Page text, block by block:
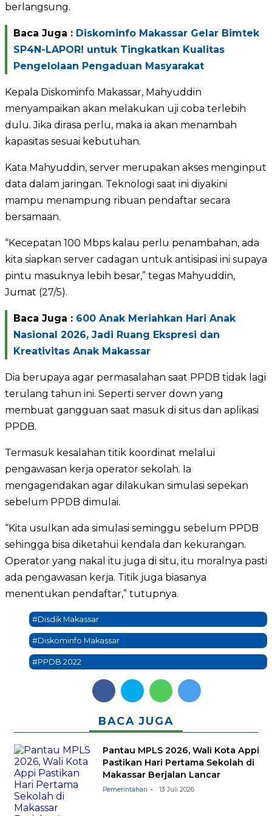
berlangsung.
Baca Juga : Diskominfo Makassar Gelar Bimtek
SP4N-LAPOR! untuk Tingkatkan Kualitas
Pengelolaan Pengaduan Masyarakat
Kepala Diskominfo Makassar, Mahyuddin
menyampaikan akan melakukan uji coba terlebih
dulu. Jika dirasa perlu, maka ia akan menambah
kapasitas sesuai kebutuhan.
Kata Mahyuddin, server merupakan akses menginput
data dalam jaringan. Teknologi saat ini diyakini
mampu menampung ribuan pendaftar secara
bersamaan.
“Kecepatan 100 Mbps kalau perlu penambahan, ada
kita siapkan server cadagan untuk antisipasi ini supaya
pintu masuknya lebih besar,” tegas Mahyuddin,
Jumat (27/5).
Baca Juga : 600 Anak Meriahkan Hari Anak
Nasional 2026, Jadi Ruang Ekspresi dan
Kreativitas Anak Makassar
Dia berupaya agar permasalahan saat PPDB tidak lagi
terulang tahun ini. Seperti server down yang
membuat gangguan saat masuk di situs dan aplikasi
PPDB.
Termasuk kesalahan titik koordinat melalui
pengawasan kerja operator sekolah. Ia
mengagendakan agar dilakukan simulasi sepekan
sebelum PPDB dimulai.
“Kita usulkan ada simulasi seminggu sebelum PPDB
sehingga bisa diketahui kendala dan kekurangan.
Operator yang nakal itu juga di situ, itu moralnya pasti
ada pengawasan kerja. Titik juga biasanya
menentukan pendaftar,” tutupnya.
#Disdik Makassar
#Diskominfo Makassar
#PPDB 2022
BACA JUGA
Pantau MPLS 2026, Wali Kota Appi
Pastikan Hari Pertama Sekolah di
Makassar Berjalan Lancar
Pemerintahan 13 Juli 2026